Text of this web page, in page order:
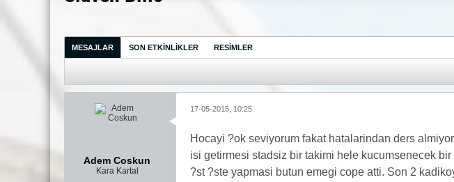
MESAJLAR SON ETKINLIKLER RESIMLER
Adem Coskun
Kara Kartal
17-05-2015, 10:25
Hocayi ?ok seviyorum fakat hatalarindan ders
isi getirmesi stadsiz bir takimi hele kucumsenecek
?st ?ste yapmasi butun emegi cope atti. Son 2